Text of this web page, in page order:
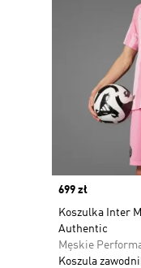
Price
699 zł
Koszulka Inter
Authentic
Męskie
Koszula